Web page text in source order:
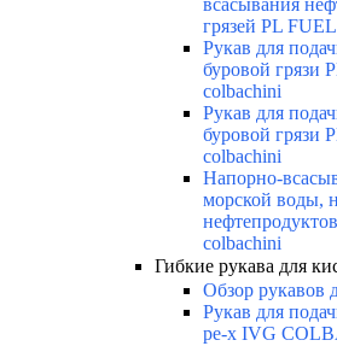
грязей PL
Рукав для
буровой грязи
colbachini
Рукав для
буровой грязи
colbachini
Напорно-
морской воды,
colbachini
Гибкие рукава для
Обзор рукавов
Рукав для
pe-x IVG